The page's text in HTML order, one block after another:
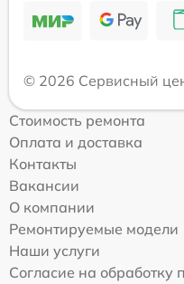
© 2026 Сервисный
Стоимость ремонта
Оплата и доставка
Контакты
Вакансии
О компании
Ремонтируемые модели
Наши услуги
Согласие на